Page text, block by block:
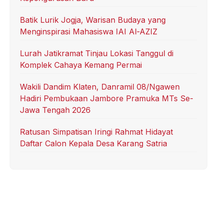
Batik Lurik Jogja, Warisan Budaya yang
Menginspirasi Mahasiswa IAI Al-AZIZ
Lurah Jatikramat Tinjau Lokasi Tanggul di
Komplek Cahaya Kemang Permai
Wakili Dandim Klaten, Danramil 08/Ngawen
Hadiri Pembukaan Jambore Pramuka MTs Se-
Jawa Tengah 2026
Ratusan Simpatisan Iringi Rahmat Hidayat
Daftar Calon Kepala Desa Karang Satria